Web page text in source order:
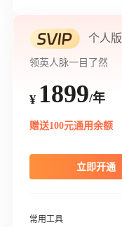
个人版
领英人脉一目了然
¥ 1899/年
赠送100元通用余额
立即开通
常用工具